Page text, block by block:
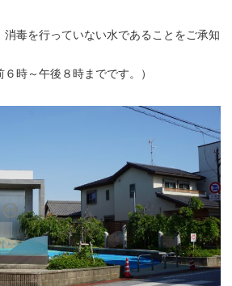
毒を行っていない水であることをご承知
時～午後８時までです。）